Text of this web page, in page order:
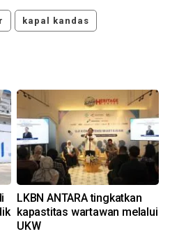
kapal kandas
LKBN ANTARA tingkatkan
kapastitas wartawan melalui
UKW